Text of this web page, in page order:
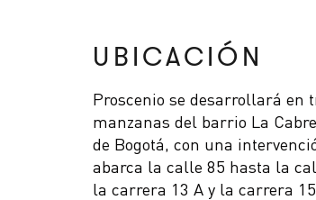
UBICACIÓN
Proscenio se desarrollará en
manzanas del barrio La
de Bogotá, con una
abarca la calle 85 hasta la
la carrera 13 A y la carrera